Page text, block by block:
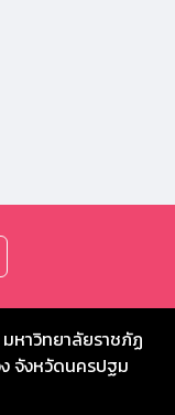
หาวิทยาลัยราชภัฏ
จังหวัดนครปฐม